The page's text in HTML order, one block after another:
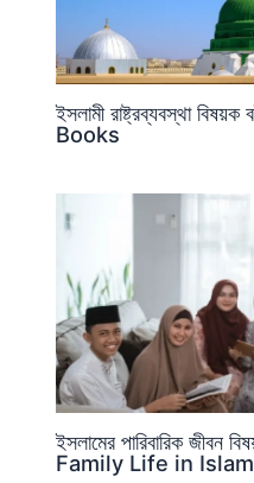
ইসলামী রাষ্ট্রব্যবস্থা
Books
ইসলামের পারিবারিক
Family Life in Islam